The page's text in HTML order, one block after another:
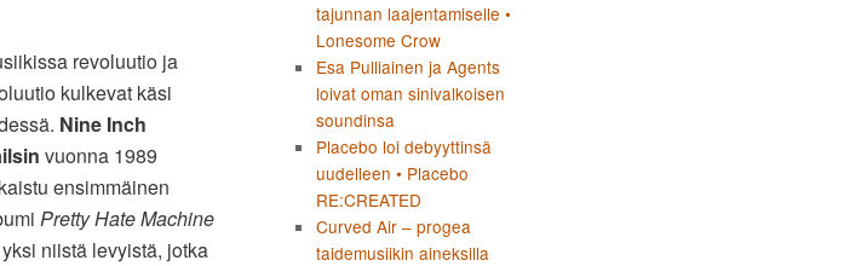
revoluutio ja
kulkevat käsi
Nine Inch
vuonna 1989
ensimmäinen
Pretty Hate Machine
niistä levyistä, jotka
tajunnan laajentamiselle •
Lonesome Crow
Esa Pulliainen ja Agents
loivat oman sinivalkoisen
soundinsa
Placebo loi debyyttinsä
uudelleen • Placebo
RE:CREATED
Curved Air – progea
taidemusiikin aineksilla